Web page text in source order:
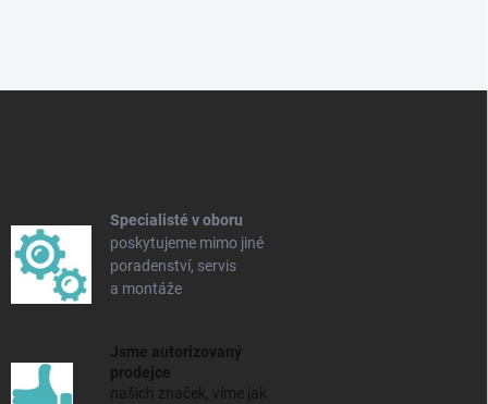
Specialisté v oboru
poskytujeme mimo jiné
poradenství, servis
a montáže
Jsme autorizovaný
prodejce
našich značek, víme jak